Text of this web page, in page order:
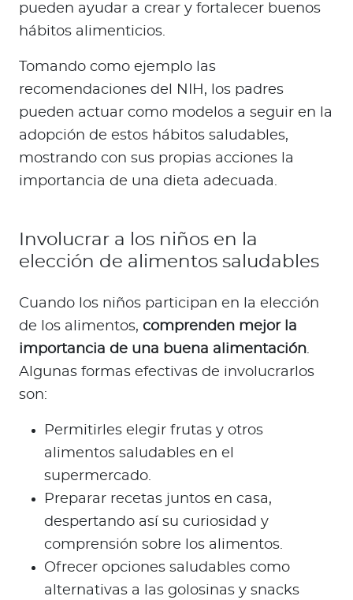
pueden ayudar a crear y fortalecer buenos
hábitos alimenticios.
Tomando como ejemplo las
recomendaciones del NIH, los padres
pueden actuar como modelos a seguir en la
adopción de estos hábitos saludables,
mostrando con sus propias acciones la
importancia de una dieta adecuada.
Involucrar a los niños en la
elección de alimentos saludables
Cuando los niños participan en la elección
de los alimentos, comprenden mejor la
importancia de una buena alimentación.
Algunas formas efectivas de involucrarlos
son:
Permitirles elegir frutas y otros
alimentos saludables en el
supermercado.
Preparar recetas juntos en casa,
despertando así su curiosidad y
comprensión sobre los alimentos.
Ofrecer opciones saludables como
alternativas a las golosinas y snacks